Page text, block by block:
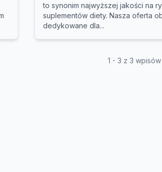
to synonim najwyższej jakości na
suplementów diety. Nasza oferta
dedykowane dla...
1 - 3 z 3 wpisów